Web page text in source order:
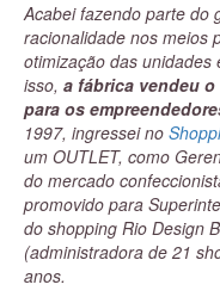
Acabei fazendo parte do
racionalidade nos meios
otimização das
isso, a fábrica vendeu o
para os
1997, ingressei no
um OUTLET, como
do mercado
promovido para
do shopping Rio Design
(administradora de 21
anos.